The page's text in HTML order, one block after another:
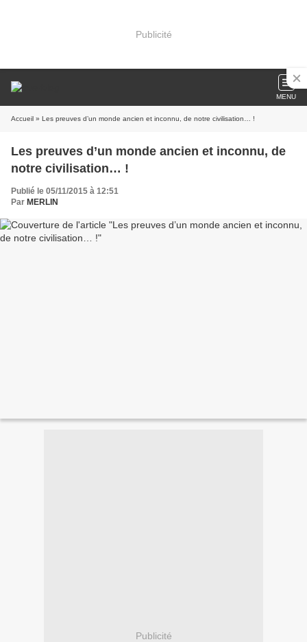
Publicité
MENU
Accueil » Les preuves d’un monde ancien et inconnu, de notre civilisation… !
Les preuves d’un monde ancien et inconnu, de
notre civilisation… !
Publié le 05/11/2015 à 12:51
Par MERLIN
Publicité